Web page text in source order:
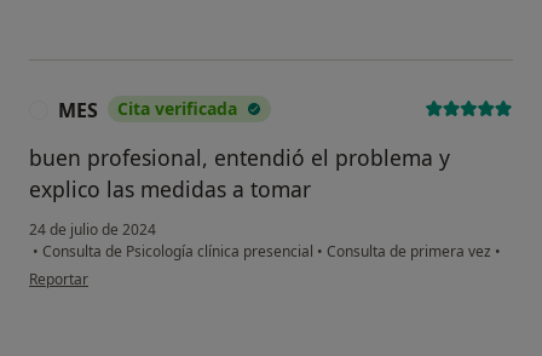
MES Cita verificada
buen profesional, entendió el problema y
explico las medidas a tomar
24 de julio de 2024
• Consulta de Psicología clínica presencial • Consulta de primera vez •
en opinión del usuario MES
Reportar